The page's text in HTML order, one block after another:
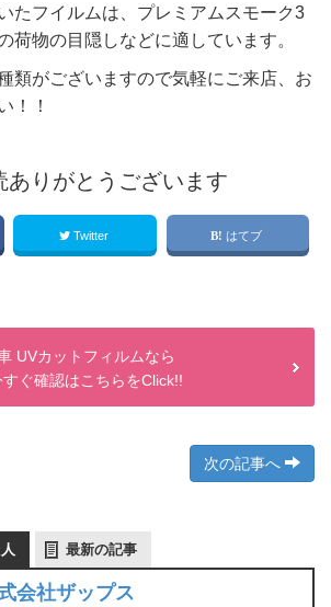
たフイルムは、プレミアムスモーク3
荷物の目隠しなどに適しています。
類がございますので気軽にご来店、お
！！
ありがとうございます
Twitter はてブ
UVカットフィルムなら
すぐ確認はこちらをClick!!
次の記事へ
最新の記事
会社ザップス